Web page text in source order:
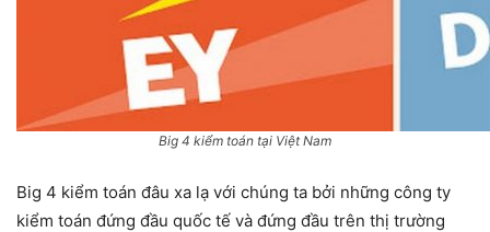
Big 4 kiểm toán tại Việt Nam
Big 4 kiểm toán đâu xa lạ với chúng ta bởi những công ty
kiểm toán đứng đầu quốc tế và đứng đầu trên thị trường